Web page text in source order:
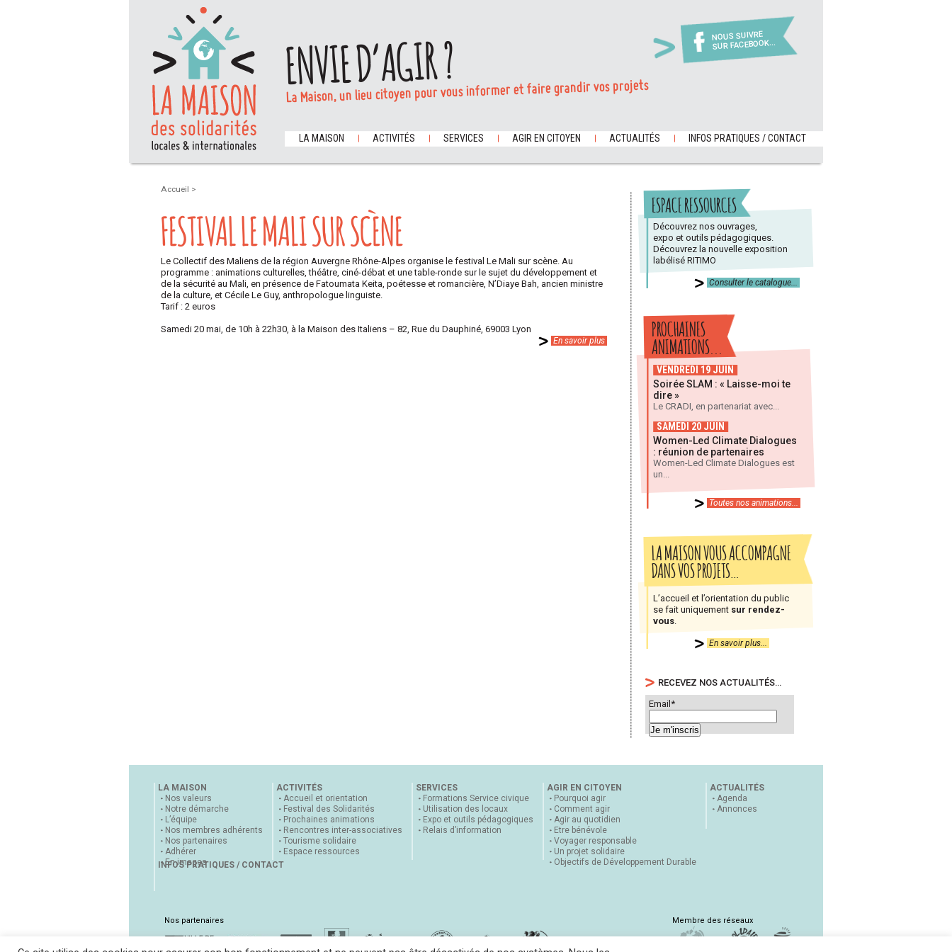
NOUS SUIVRE
SUR FACEBOOK...
ENVIE D’AGIR ?
La Maison, un lieu citoyen pour vous informer et faire grandir vos projets
LA MAISON ACTIVITÉS SERVICES AGIR EN CITOYEN ACTUALITÉS INFOS PRATIQUES / CONTACT
Accueil >
FESTIVAL LE MALI SUR SCÈNE
Le Collectif des Maliens de la région Auvergne Rhône-Alpes organise le festival Le Mali sur scène. Au
programme : animations culturelles, théâtre, ciné-débat et une table-ronde sur le sujet du développement et
de la sécurité au Mali, en présence de Fatoumata Keita, poétesse et romancière, N’Diaye Bah, ancien ministre
de la culture, et Cécile Le Guy, anthropologue linguiste.
Tarif : 2 euros
Samedi 20 mai, de 10h à 22h30, à la Maison des Italiens – 82, Rue du Dauphiné, 69003 Lyon
En savoir plus
ESPACE RESSOURCES
Découvrez nos ouvrages,
expo et outils pédagogiques.
Découvrez la nouvelle exposition
labélisé RITIMO
Consulter le catalogue...
PROCHAINES
ANIMATIONS...
VENDREDI 19 JUIN
Soirée SLAM : « Laisse-moi te
dire »
Le CRADI, en partenariat avec...
SAMEDI 20 JUIN
Women-Led Climate Dialogues
: réunion de partenaires
Women-Led Climate Dialogues est
un...
Toutes nos animations...
LA MAISON VOUS ACCOMPAGNE
DANS VOS PROJETS…
L’accueil et l’orientation du public
se fait uniquement sur rendez-
vous
En savoir plus...
RECEVEZ NOS ACTUALITÉS…
Email*
LA MAISON
Nos valeurs
Notre démarche
L’équipe
Nos membres adhérents
Nos partenaires
Adhérer
En images
ACTIVITÉS
Accueil et orientation
Festival des Solidarités
Prochaines animations
Rencontres inter-associatives
Tourisme solidaire
Espace ressources
SERVICES
Formations Service civique
Utilisation des locaux
Expo et outils pédagogiques
Relais d’information
AGIR EN CITOYEN
Pourquoi agir
Comment agir
Agir au quotidien
Etre bénévole
Voyager responsable
Un projet solidaire
Objectifs de Développement Durable
ACTUALITÉS
Agenda
Annonces
INFOS PRATIQUES / CONTACT
Nos partenaires Membre des réseaux